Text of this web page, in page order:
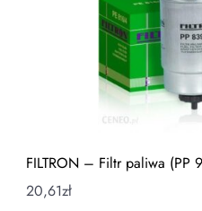
FILTRON – Filtr paliwa (PP
20,61zł